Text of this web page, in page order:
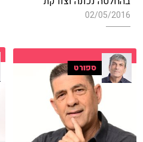
02/05/2016
ספורט